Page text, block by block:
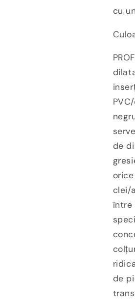
cu
de
clei/
între
de